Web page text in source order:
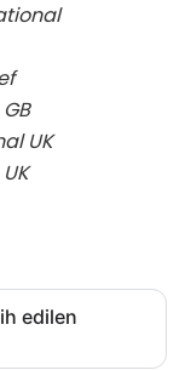
UK
edilen